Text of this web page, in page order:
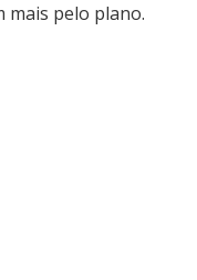
mais pelo plano.